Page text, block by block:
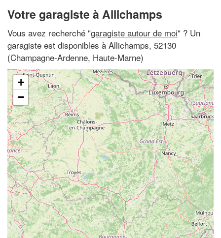
Votre garagiste à Allichamps
Vous avez recherché "garagiste autour de moi" ? Un
garagiste est disponibles à Allichamps, 52130
(Champagne-Ardenne, Haute-Marne)
+
−